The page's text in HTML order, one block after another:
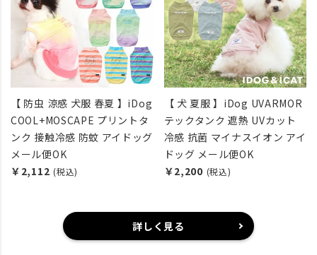
【 防虫 涼感 犬服 春夏 】iDog
COOL+MOSCAPE プリントタ
ンク 接触冷感 防蚊 アイドッグ
メール便OK
￥2,112 (税込)
【 犬 夏服 】iDog UVARMOR
テックタンク 遮熱 UVカット
冷感 抗菌 マイナスイオン アイ
ドッグ メール便OK
￥2,200 (税込)
詳しく見る